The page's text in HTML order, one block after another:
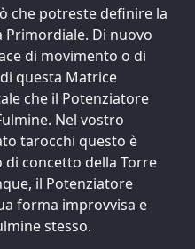
che potreste definire la
Primordiale. Di nuovo
di movimento o di
questa Matrice
che il Potenziatore
Nel vostro
tarocchi questo è
concetto della Torre
il Potenziatore
forma improvvisa e
stesso.